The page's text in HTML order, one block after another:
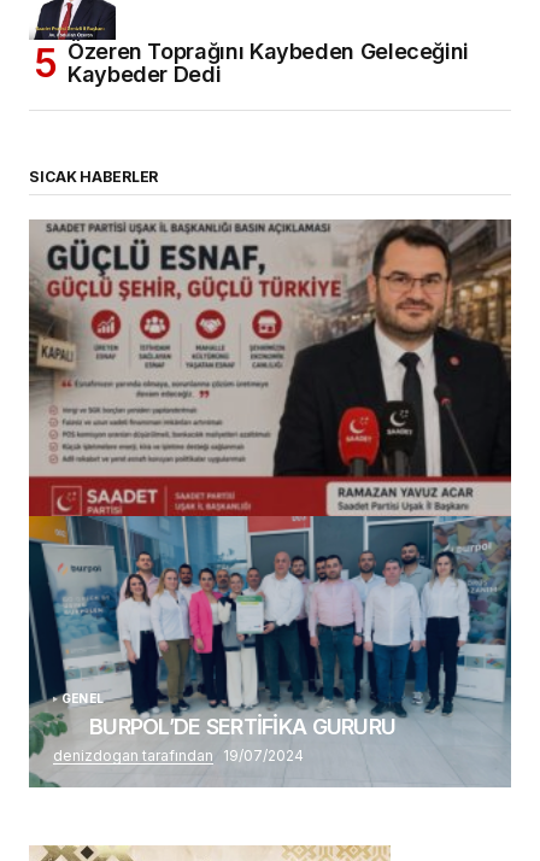
Özeren Toprağını Kaybeden Geleceğini
Kaybeder Dedi
SICAK HABERLER
(başlıksız)
Alaattin Karahan tarafından 14/07/2026
GENEL
BURPOL’DE SERTİFİKA GURURU
denizdogan tarafından 19/07/2024